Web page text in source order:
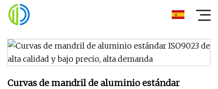
Curvas de mandril de aluminio estándar